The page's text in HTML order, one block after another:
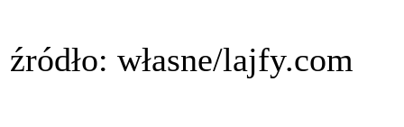
źródło: własne/lajfy.com